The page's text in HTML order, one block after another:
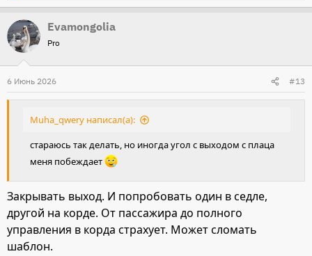
е
а
к
и
и
Evamongolia
Pro
6 Июнь 2026 #13
Muha_qwery написал(а):
стараюсь так делать, но иногда угол с выходом с плаца
меня побеждает
Закрывать выход. И попробовать один в седле,
другой на корде. От пассажира до полного
управления в корда страхует. Может сломать
шаблон.